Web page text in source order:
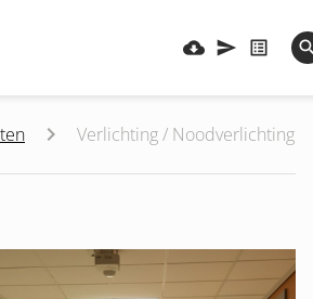
Verlichting / Noodverlichting